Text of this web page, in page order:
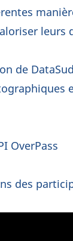
leurs
de
OverPass
des